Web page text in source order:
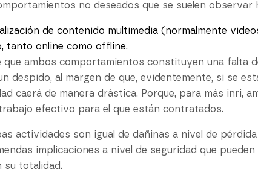
no deseados que se suelen
de contenido multimedia (normalmente
tanto online como offline.
que ambos comportamientos constituyen una falta
despido, al margen de que, evidentemente, si se
caerá de manera drástica. Porque, para más inri,
efectivo para el que están contratados.
actividades son igual de dañinas a nivel de
implicaciones a nivel de seguridad que
su totalidad.